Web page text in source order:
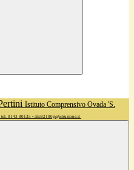
Istituto Comprensivo Ovada 'S.
tel. 0143 80135 • alic82100g@istruzione.it